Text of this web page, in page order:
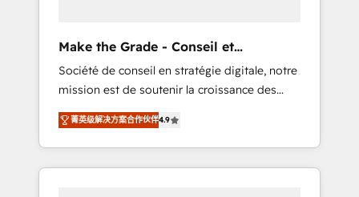
objectifs d’entreprise. Grâce à une
méthodologie éprouvée auprès de plus de
400 clients, nous comprenons rapidement
vos enjeux et intégrons parfaitement
HubSpot dans votre organisation. Pour toute
question technique ou besoin de
structuration de votre projet HubSpot,
Make the Grade - Conseil et
intégrateur HubSpot
Société de conseil en stratégie digitale, notre
mission est de soutenir la croissance des
entreprises B2B à travers l’acquisition de
nouveaux clients, l'intégration CRM et le
développement des revenus auprès de vos
comptes existants. En France et à
菁英级解决方案合作伙伴4.9